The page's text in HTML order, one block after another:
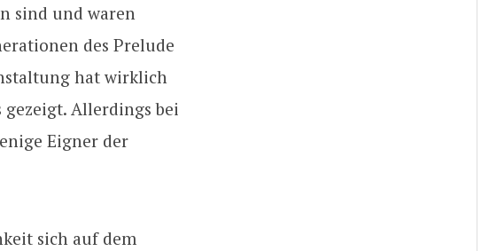
sind und waren
des Prelude
hat wirklich
Allerdings bei
Eigner der
sich auf dem